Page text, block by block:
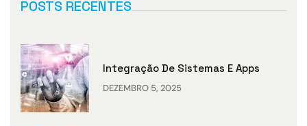
POSTS RECENTES
Integração De Sistemas E Apps
DEZEMBRO 5, 2025